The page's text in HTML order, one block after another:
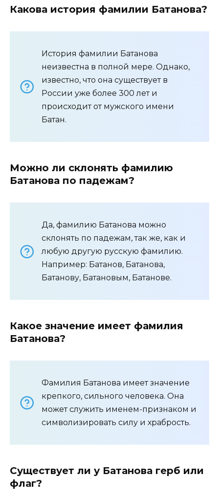
Какова история фамилии Батанова?
История фамилии Батанова
неизвестна в полной мере. Однако,
известно, что она существует в
России уже более 300 лет и
происходит от мужского имени
Батан.
Можно ли склонять фамилию
Батанова по падежам?
Да, фамилию Батанова можно
склонять по падежам, так же, как и
любую другую русскую фамилию.
Например: Батанов, Батанова,
Батанову, Батановым, Батанове.
Какое значение имеет фамилия
Батанова?
Фамилия Батанова имеет значение
крепкого, сильного человека. Она
может служить именем-признаком и
символизировать силу и храбрость.
Существует ли у Батанова герб или
флаг?